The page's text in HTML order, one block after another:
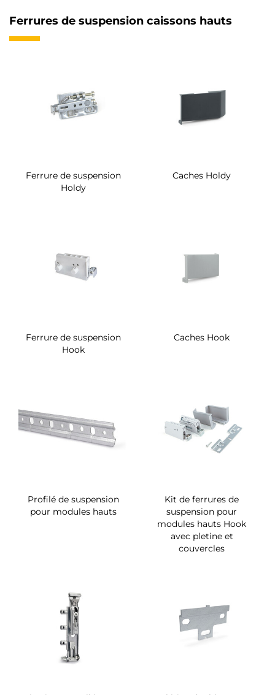
Ferrures de suspension caissons hauts
Ferrure de suspension
Holdy
Caches Holdy
Ferrure de suspension
Hook
Caches Hook
Profilé de suspension
pour modules hauts
Kit de ferrures de
suspension pour
modules hauts Hook
avec pletine et
couvercles